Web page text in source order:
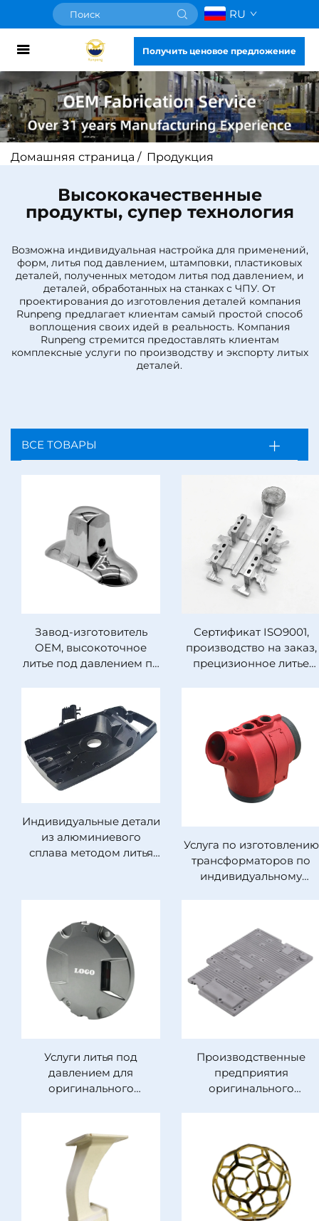
RU
Получить ценовое предложение
Домашняя страница / Продукция
Высококачественные
продукты, супер технология
Возможна индивидуальная настройка для применений,
форм, литья под давлением, штамповки, пластиковых
деталей, полученных методом литья под давлением, и
деталей, обработанных на станках с ЧПУ. От
проектирования до изготовления деталей компания
Runpeng предлагает клиентам самый простой способ
воплощения своих идей в реальность. Компания
Runpeng стремится предоставлять клиентам
комплексные услуги по производству и экспорту литых
деталей.
ВСЕ ТОВАРЫ
Завод-изготовитель
OEM, высокоточное
литье под давлением по
цинковых и латунных
плафонов
Сертификат ISO9001,
производство на заказ,
прецизионное литье
Индивидуальные детали
из алюминиевого
сплава методом литья
литья под давлением
Услуга по изготовлению
трансформаторов по
индивидуальному
нержавеющей стали и
алюминия методом
литья под давлением
Услуги литья под
давлением для
оригинального
из алюминия,
нержавеющей стали и
цинкового сплава для
световых указателей на
взлетно-посадочных
полосах аэропортов
Производственные
предприятия
оригинального
алюминиевых деталей